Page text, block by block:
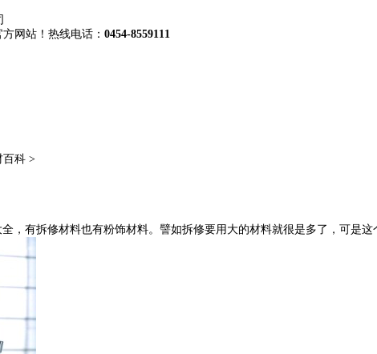
网站！热线电话： 0454-8559111
百科 >
有拆修材料也有粉饰材料。譬如拆修要用大的材料就很是多了，可是这